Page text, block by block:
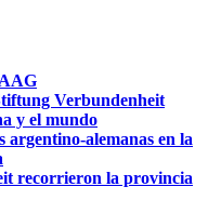
Verbundenheit
y el mundo
argentino-alemanas en la
recorrieron la provincia